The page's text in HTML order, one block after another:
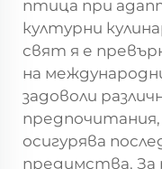
птица при
културни
свят я е
на
задоволи
осигурява
предимства. За